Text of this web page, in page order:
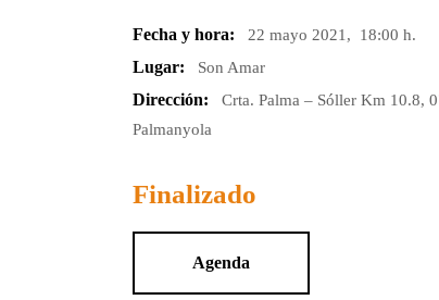
Fecha y hora: 22 mayo 2021, 18:00 h.
Lugar: Son Amar
Dirección:
Crta. Palma – Sóller Km 10.8,
Palmanyola
Finalizado
Agenda